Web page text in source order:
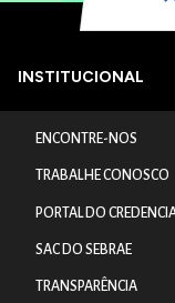
INSTITUCIONAL
ENCONTRE-NOS
TRABALHE CONOSCO
PORTAL DO
SAC DO SEBRAE
TRANSPARÊNCIA